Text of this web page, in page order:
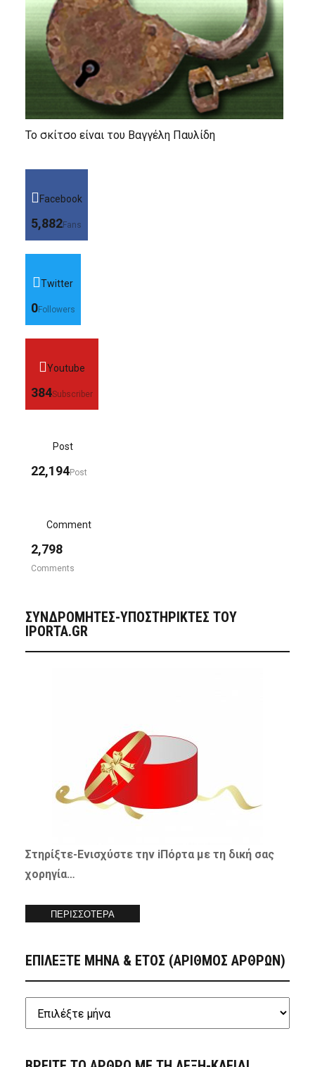
Το σκίτσο είναι του Βαγγέλη Παυλίδη
Facebook
5,882Fans
Twitter
0Followers
Youtube
384Subscriber
Post
22,194Post
Comment
2,798
Comments
ΣΥΝΔΡΟΜΗΤΈΣ-ΥΠΟΣΤΗΡΙΚΤΈΣ ΤΟΥ
IPORTA.GR
Στηρίξτε-Ενισχύστετην iΠόρτα με τη δική σας
χορηγία…
ΠΕΡΙΣΣΟΤΕΡΑ
ΕΠΙΛΕΞΤΕ ΜΗΝΑ & ΕΤΟΣ (ΑΡΙΘΜΟΣ ΑΡΘΡΩΝ)